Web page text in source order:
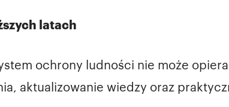
latach
ochrony ludności nie może
aktualizowanie wiedzy oraz